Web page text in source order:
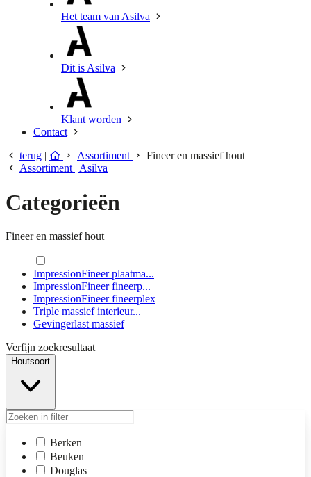
Het team van Asilva
Dit is Asilva
Klant worden
Contact
terug | Assortiment
Fineer en massief hout
Assortiment | Asilva
Categorieën
Fineer en massief hout
ImpressionFineer plaatma...
ImpressionFineer fineerp...
ImpressionFineer fineerplex
Triple massief interieur...
Gevingerlast massief
Verfijn zoekresultaat
Houtsoort
Berken
Beuken
Douglas